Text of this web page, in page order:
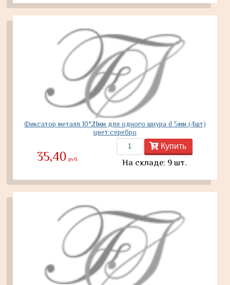
Фиксатор металл 10*21мм для одного шнура d 5мм (4шт)
цвет:серебро
35,40 руб.
Купить
На складе: 9 шт.